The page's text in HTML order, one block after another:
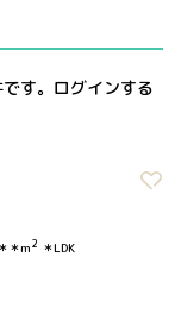
す。ログインする
＊＊m2 ＊LDK